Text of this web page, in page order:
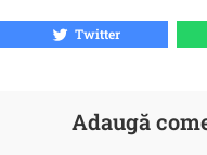
Twitter
Adaugă